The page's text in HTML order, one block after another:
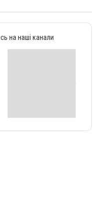
на наші канали